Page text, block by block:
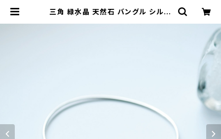
三角 緑水晶 天然石 バングル シルバ